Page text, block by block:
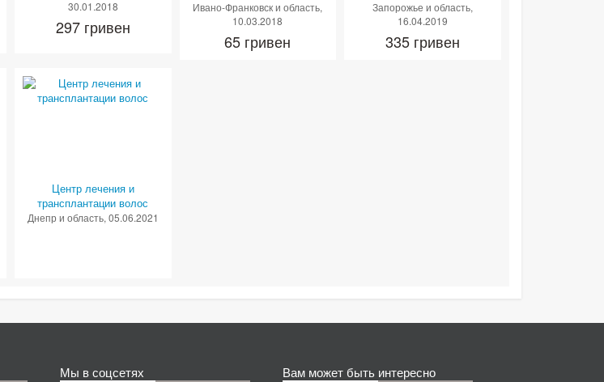
30.01.2018
297 гривен
Ивано-Франковск и область,
10.03.2018
65 гривен
Запорожье и область,
16.04.2019
335 гривен
Центр лечения и
трансплантации волос
Днепр и область, 05.06.2021
Мы в соцсетях Вам может быть интересно